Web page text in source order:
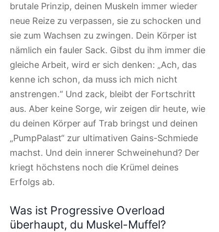
brutale Prinzip, deinen Muskeln immer wieder
neue Reize zu verpassen, sie zu schocken und
sie zum Wachsen zu zwingen. Dein Körper ist
nämlich ein fauler Sack. Gibst du ihm immer die
gleiche Arbeit, wird er sich denken: „Ach, das
kenne ich schon, da muss ich mich nicht
anstrengen.“ Und zack, bleibt der Fortschritt
aus. Aber keine Sorge, wir zeigen dir heute, wie
du deinen Körper auf Trab bringst und deinen
„PumpPalast“ zur ultimativen Gains-Schmiede
machst. Und dein innerer Schweinehund? Der
kriegt höchstens noch die Krümel deines
Erfolgs ab.
Was ist Progressive Overload
überhaupt, du Muskel-Muffel?